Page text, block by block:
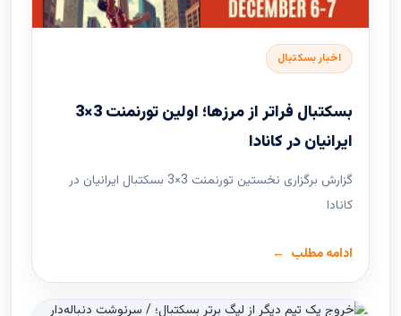
اخبار بسکتبال
بسکتبال فراتر از مرزها؛ اولین تورنمنت 3×3
ایرانیان در کانادا
گزارش برگزاری نخستین تورنمنت 3×3 بسکتبال ایرانیان در
کانادا
ادامه مطلب